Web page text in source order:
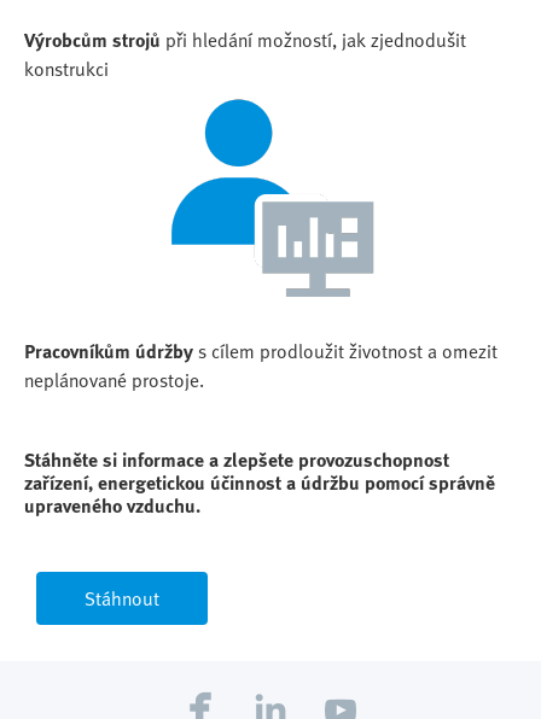
Výrobcům strojů při hledání možností, jak zjednodušit
konstrukci
Pracovníkům údržby s cílem prodloužit životnost a omezit
neplánované prostoje.
Stáhněte si informace a zlepšete provozuschopnost
zařízení, energetickou účinnost a údržbu pomocí správně
upraveného vzduchu.
Stáhnout